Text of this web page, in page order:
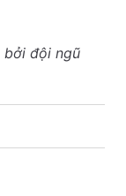
bởi đội ngũ